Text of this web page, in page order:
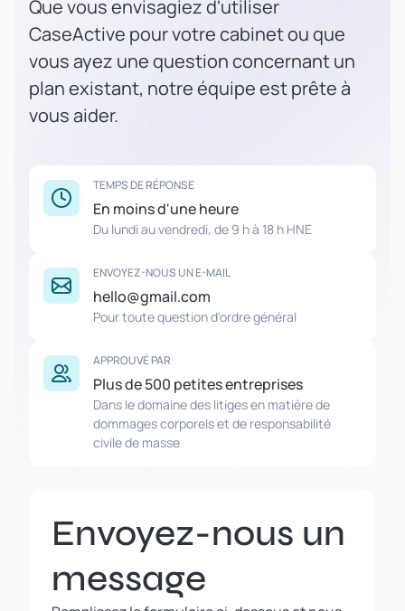
Que vous envisagiez d'utiliser
CaseActive pour votre cabinet ou que
vous ayez une question concernant un
plan existant, notre équipe est prête à
vous aider.
TEMPS DE RÉPONSE
En moins d'une heure
Du lundi au vendredi, de 9 h à 18 h HNE
ENVOYEZ-NOUS UN E-MAIL
hello@gmail.com
Pour toute question d'ordre général
APPROUVÉ PAR
Plus de 500 petites entreprises
Dans le domaine des litiges en matière de
dommages corporels et de responsabilité
civile de masse
Envoyez-nous un
message